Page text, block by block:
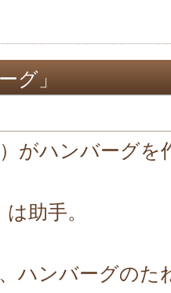
グ」
がハンバーグを
助手。
ハンバーグのた